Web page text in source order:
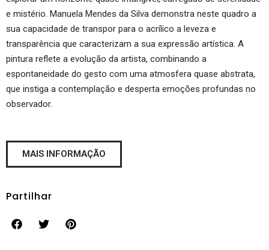
e mistério. Manuela Mendes da Silva demonstra neste quadro a
sua capacidade de transpor para o acrílico a leveza e
transparência que caracterizam a sua expressão artística. A
pintura reflete a evolução da artista, combinando a
espontaneidade do gesto com uma atmosfera quase abstrata,
que instiga a contemplação e desperta emoções profundas no
observador.
MAIS INFORMAÇÃO
Partilhar